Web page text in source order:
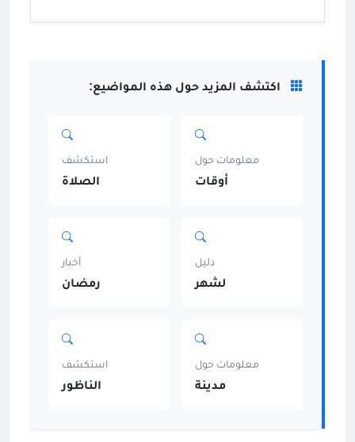
اكتشف المزيد حول هذه المواضيع:
معلومات حول
أوقات
استكشف
الصلاة
دليل
لشهر
أخبار
رمضان
معلومات حول
مدينة
استكشف
الناظور